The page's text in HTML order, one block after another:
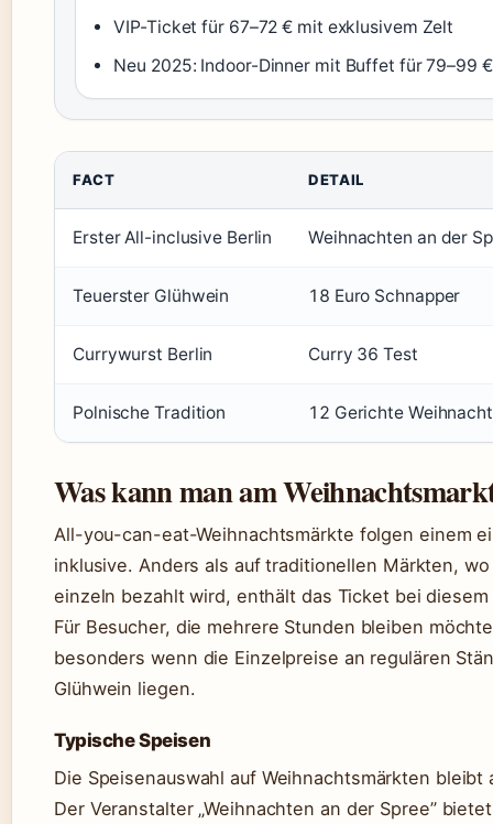
VIP-Ticket für 67–72 € mit exklusivem Zelt
Neu 2025: Indoor-Dinner mit Buffet für 79–99 €
FACT DETAIL
Erster All-inclusive Berlin Weihnachten an der
Teuerster Glühwein 18 Euro Schnapper
Currywurst Berlin Curry 36 Test
Polnische Tradition 12 Gerichte
Was kann man am
All-you-can-eat-Weihnachtsmärkte folgen einem
inklusive. Anders als auf traditionellen Märkten,
einzeln bezahlt wird, enthält das Ticket bei
Für Besucher, die mehrere Stunden bleiben
besonders wenn die Einzelpreise an regulären
Glühwein liegen.
Typische Speisen
Die Speisenauswahl auf Weihnachtsmärkten
Der Veranstalter „Weihnachten an der Spree”